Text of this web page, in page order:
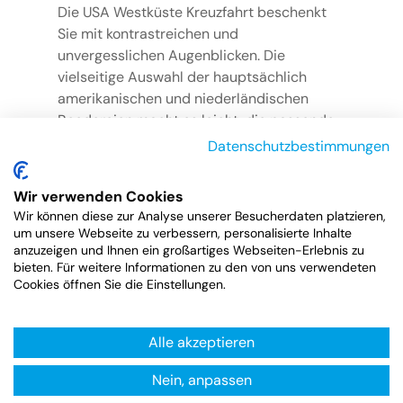
Die USA Westküste Kreuzfahrt beschenkt
Sie mit kontrastreichen und
unvergesslichen Augenblicken. Die
vielseitige Auswahl der hauptsächlich
amerikanischen und niederländischen
Reedereien macht es leicht, die passende
Reise zu finden und den Traum der
zur Übersicht
Datenschutzbestimmungen
Wir verwenden Cookies
Wir können diese zur Analyse unserer Besucherdaten platzieren,
um unsere Webseite zu verbessern, personalisierte Inhalte
anzuzeigen und Ihnen ein großartiges Webseiten-Erlebnis zu
bieten. Für weitere Informationen zu den von uns verwendeten
Cookies öffnen Sie die Einstellungen.
Alle akzeptieren
Nein, anpassen